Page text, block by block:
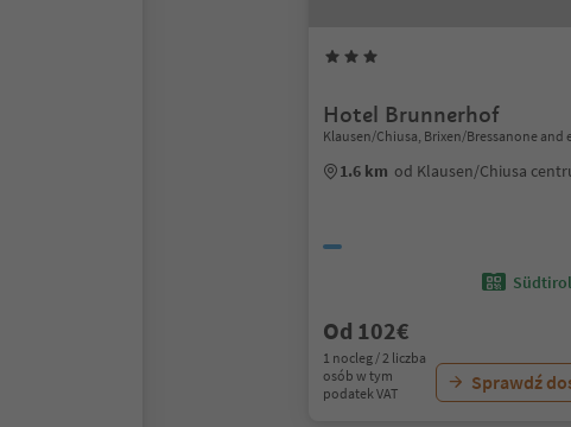
Hotel Brunnerhof
Klausen/Chiusa, Brixen/Bressanone and
1.6 km od Klausen/Chiusa
Od 102€
1 nocleg / 2 liczba
osób w tym
podatek VAT
Sprawdź